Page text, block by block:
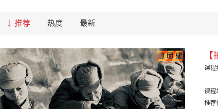
推荐 热度 最新
课程
课程
推荐